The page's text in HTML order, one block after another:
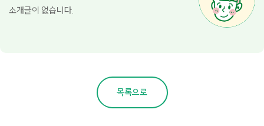
소개글이 없습니다.
목록으로